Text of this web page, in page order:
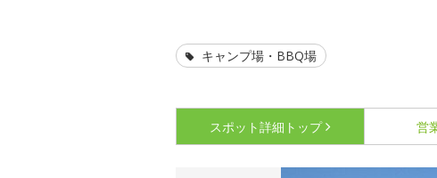
キャンプ場・BBQ場
スポット詳細 トップ 営